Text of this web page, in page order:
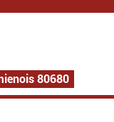
80680